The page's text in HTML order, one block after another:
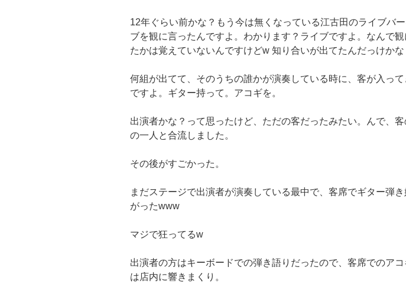
12年ぐらい前かな？もう今は無くなっている江古田のライブバー
ブを観に言ったんですよ。わかります？ライブですよ。なんで観
たかは覚えていないんですけどw 知り合いが出てたんだっけかな
何組が出てて、そのうちの誰かが演奏している時に、客が入って
ですよ。ギター持って。アコギを。
出演者かな？って思ったけど、ただの客だったみたい。んで、客
の一人と合流しました。
その後がすごかった。
まだステージで出演者が演奏している最中で、客席でギター弾
がったwww
マジで狂ってるw
出演者の方はキーボードでの弾き語りだったので、客席でのア
は店内に響きまくり。